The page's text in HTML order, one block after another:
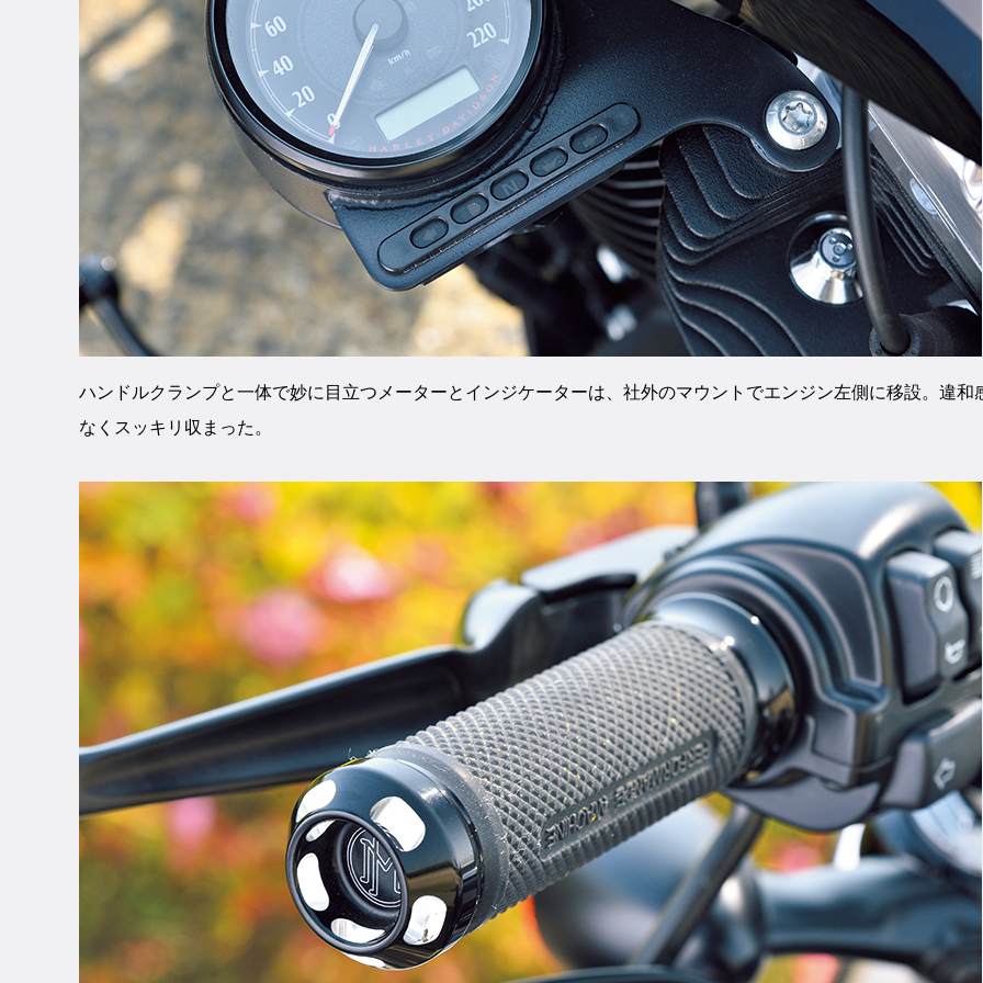
ハンドルクランプと一体で妙に目立つメーターとインジケーターは、社外のマウントでエンジン左側に移設。違和
なくスッキリ収まった。